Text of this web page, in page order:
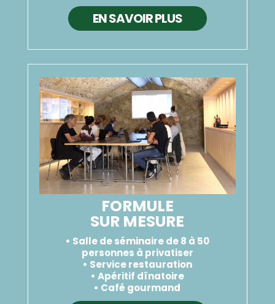
EN SAVOIR PLUS
FORMULE
SUR MESURE
• Salle de séminaire de 8 à 50
personnes à privatiser
• Service restauration
• Apéritif dînatoire
• Café gourmand